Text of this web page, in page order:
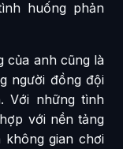
huống phản
của anh cũng là
người đồng đội
Với những tình
với nền tảng
gian chơi